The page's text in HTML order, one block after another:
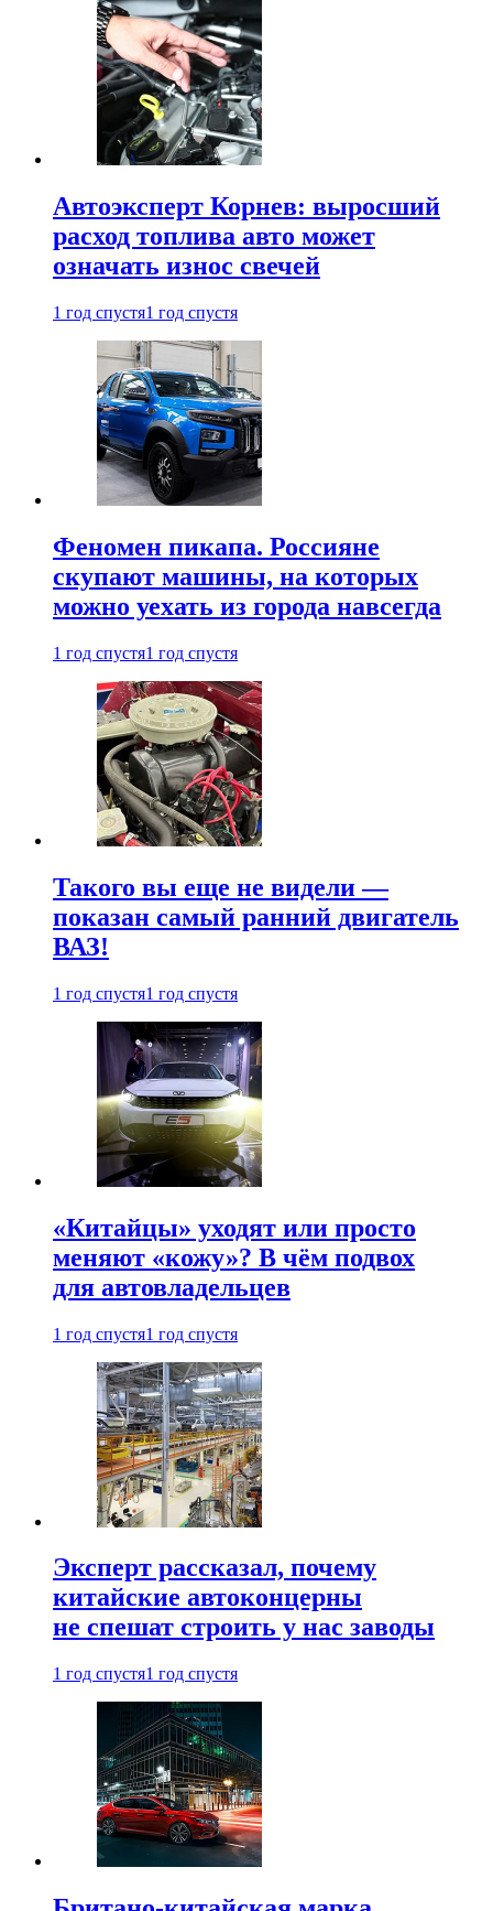
Автоэксперт Корнев: выросший
расход топлива авто может
означать износ свечей
1 год спустя1 год спустя
Феномен пикапа. Россияне
скупают машины, на которых
можно уехать из города навсегда
1 год спустя1 год спустя
Такого вы еще не видели —
показан самый ранний двигатель
ВАЗ!
1 год спустя1 год спустя
«Китайцы» уходят или просто
меняют «кожу»? В чём подвох
для автовладельцев
1 год спустя1 год спустя
Эксперт рассказал, почему
китайские автоконцерны
не спешат строить у нас заводы
1 год спустя1 год спустя